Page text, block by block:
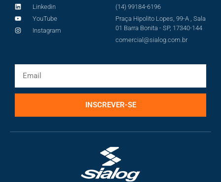
Linkedin
YouTube
Instagram
(14) 99184-6196
Praça Hipolito Lopes, 99-A , Sala
01 Barra Bonita - SP, 17340-144
comercial@sialog.com.br
INSCREVER-SE